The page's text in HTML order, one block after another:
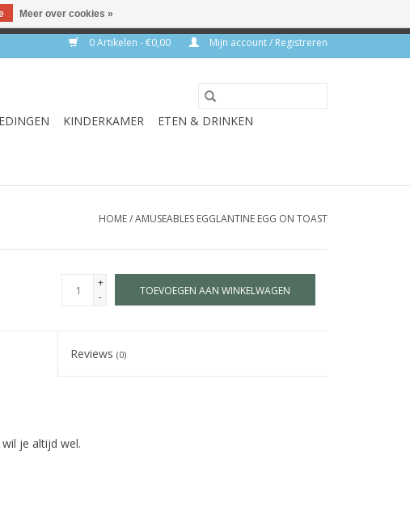
0 Artikelen - €0,00 Mijn account / Registreren
KINDERKAMER
ETEN & DRINKEN
HOME/AMUSEABLES EGGLANTINE EGG ON TOAST
+
-
TOEVOEGEN AAN WINKELWAGEN
Reviews(0)
je altijd wel.
Meer over cookies »
3 werkdagen